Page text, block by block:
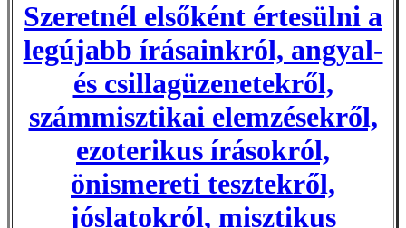
Szeretnél elsőként értesülni a
legújabb írásainkról, angyal-
és csillagüzenetekről,
számmisztikai elemzésekről,
ezoterikus írásokról,
önismereti tesztekről,
jóslatokról, misztikus